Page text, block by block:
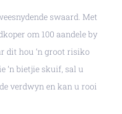
swaard. Met
om 100 aandele by
dit hou ‘n groot risiko
‘n bietjie skuif, sal u
verdwyn en kan u rooi